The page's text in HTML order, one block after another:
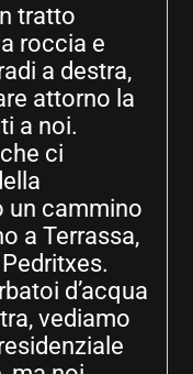
tratto
roccia e
a destra,
attorno la
a noi.
ci
un cammino
a Terrassa,
d’acqua
vediamo